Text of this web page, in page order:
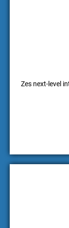
Zes next-level